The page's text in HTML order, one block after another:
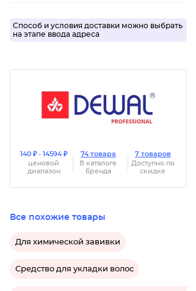
Способ и условия доставки можно выбрать
на этапе ввода адреса
140 ₽ - 14594 ₽
ценовой
диапазон
74 товара
В каталоге
бренда
7 товаров
Доступно по
скидке
Все похожие товары
Для химической завивки
Средство для укладки волос